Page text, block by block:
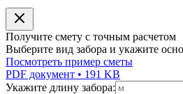
Получите смету с точным расчетом
Выберите вид забора и укажите
Посмотреть пример сметы
PDF документ • 191 KB
Укажите длину забора: